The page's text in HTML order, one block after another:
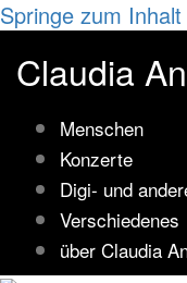
Springe zum Inhalt
Claudia
Menschen
Konzerte
Digi- und
Verschiedenes
über Claudia